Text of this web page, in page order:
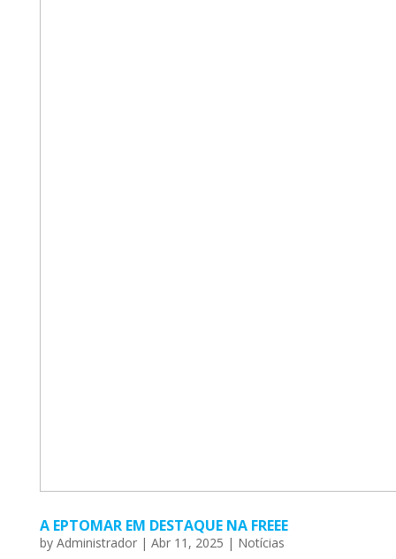
A EPTOMAR EM DESTAQUE NA FREEE
by Administrador| Abr 11, 2025 | Notícias